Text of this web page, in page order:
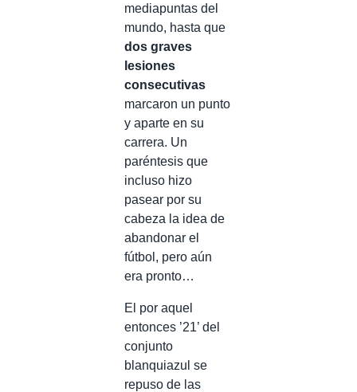
mediapuntas del
mundo, hasta que
dos graves
lesiones
consecutivas
marcaron un punto
y aparte en su
carrera. Un
paréntesis que
incluso hizo
pasear por su
cabeza la idea de
abandonar el
fútbol, pero aún
era pronto…
El por aquel
entonces ’21’ del
conjunto
blanquiazul se
repuso de las